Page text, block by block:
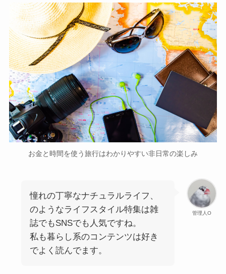
お金と時間を使う旅行はわかりやすい非日常の楽しみ
管理人O
憧れの丁寧なナチュラルライフ、
のようなライフスタイル特集は雑
誌でもSNSでも人気ですね。
私も暮らし系のコンテンツは好き
でよく読んでます。